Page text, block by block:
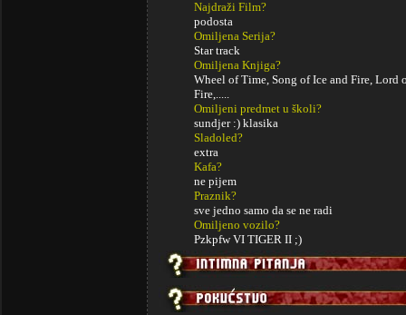
Najdraži Film?
podosta
Omiljena Serija?
Star track
Omiljena Knjiga?
Wheel of Time, Song of Ice and Fire, Lord
Fire,.....
Omiljeni predmet u školi?
sundjer :) klasika
Sladoled?
extra
Kafa?
ne pijem
Praznik?
sve jedno samo da se ne radi
Omiljeno vozilo?
Pzkpfw VI TIGER II ;)